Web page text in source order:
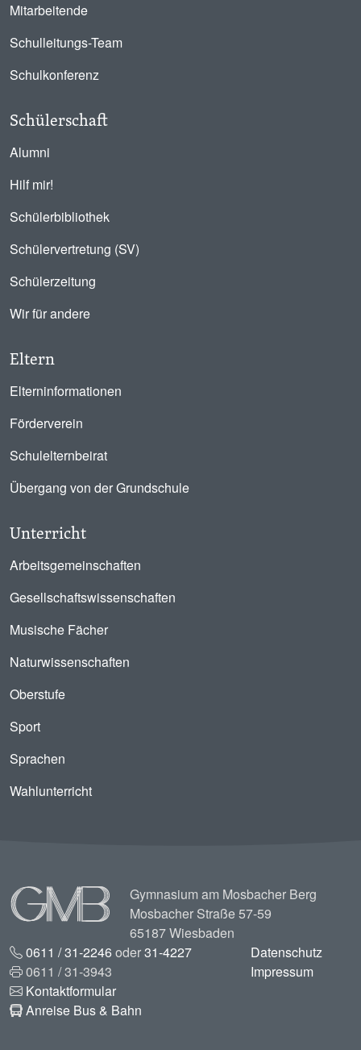
Mitarbeitende
Schulleitungs-Team
Schulkonferenz
Schülerschaft
Alumni
Hilf mir!
Schülerbibliothek
Schülervertretung (SV)
Schülerzeitung
Wir für andere
Eltern
Elterninformationen
Förderverein
Schulelternbeirat
Übergang von der Grundschule
Unterricht
Arbeitsgemeinschaften
Gesellschaftswissenschaften
Musische Fächer
Naturwissenschaften
Oberstufe
Sport
Sprachen
Wahlunterricht
Image
Gymnasium am Mosbacher Berg
Mosbacher Straße 57-59
65187 Wiesbaden
0611 / 31-2246oder31-4227
0611 / 31-3943
Kontaktformular
Anreise Bus & Bahn
Datenschutz
Impressum